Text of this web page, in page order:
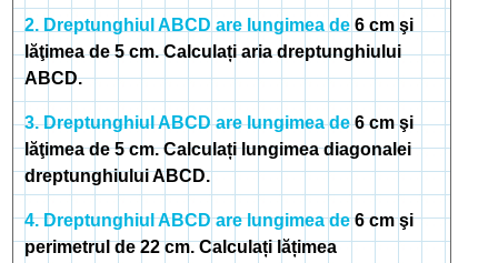
2. Dreptunghiul ABCD are lungimea de 6 cm şi
lăţimea de 5 cm. Calculați aria dreptunghiului
ABCD.
3. Dreptunghiul ABCD are lungimea de6 cm şi
lăţimea de 5 cm. Calculați lungimea diagonalei
dreptunghiului ABCD.
4. Dreptunghiul ABCD are lungimea de6 cm şi
perimetrul de 22 cm. Calculați lățimea